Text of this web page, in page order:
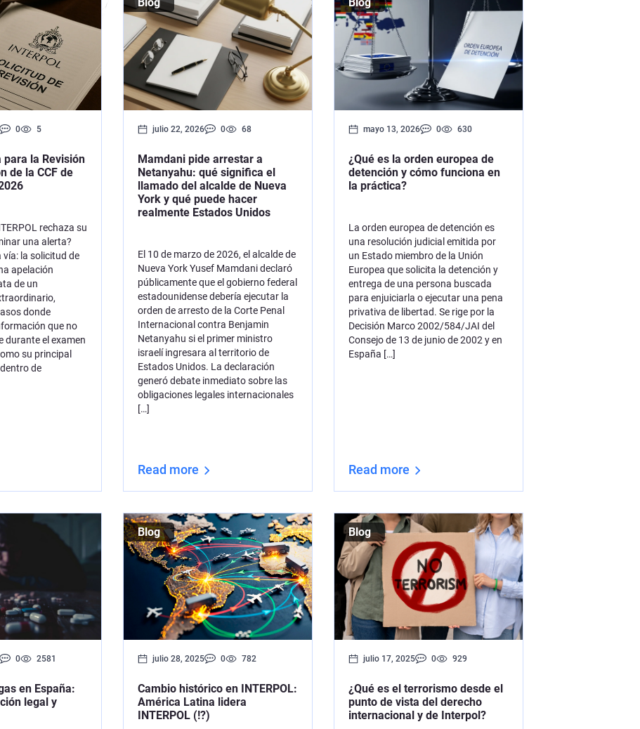
Extradición Colombia
Extradición Argentina
Extradición Venezuela
Extradición Brasil–Estados Unidos
Extradición Brasil–Portugal
0 5
para la Revisión
de la CCF de
rechaza su
una alerta?
vía: la solicitud de
apelación
de un
donde
que no
durante el examen
su principal
de
julio 22, 2026 0 68
Mamdani pide arrestar a
Netanyahu: qué significa el
llamado del alcalde de Nueva
York y qué puede hacer
realmente Estados Unidos
El 10 de marzo de 2026, el alcalde de
Nueva York Yusef Mamdani declaró
públicamente que el gobierno federal
estadounidense debería ejecutar la
orden de arresto de la Corte Penal
Internacional contra Benjamin
Netanyahu si el primer ministro
israelí ingresara al territorio de
Estados Unidos. La declaración
generó debate inmediato sobre las
obligaciones legales internacionales
[…]
Read more
mayo 13, 2026 0 630
¿Qué es la orden europea de
detención y cómo funciona en
la práctica?
La orden europea de detención es
una resolución judicial emitida por
un Estado miembro de la Unión
Europea que solicita la detención y
entrega de una persona buscada
para enjuiciarla o ejecutar una pena
privativa de libertad. Se rige por la
Decisión Marco 2002/584/JAI del
Consejo de 13 de junio de 2002 y en
España […]
Read more
0 2581
en España:
legal y
Blog
julio 28, 2025 0 782
Cambio histórico en INTERPOL:
América Latina lidera
INTERPOL (!?)
Blog
julio 17, 2025 0 929
¿Qué es el terrorismo desde el
punto de vista del derecho
internacional y de Interpol?